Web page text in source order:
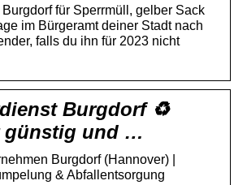
für Sperrmüll, gelber Sack
im Bürgeramt deiner Stadt nach
falls du ihn für 2023 nicht
Burgdorf ♻️
günstig und …
Burgdorf (Hannover) |
& Abfallentsorgung